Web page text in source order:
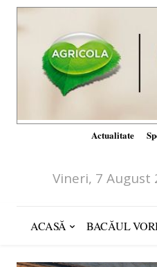
Actualitate
Vineri, 7 August
ACASĂ BACĂUL